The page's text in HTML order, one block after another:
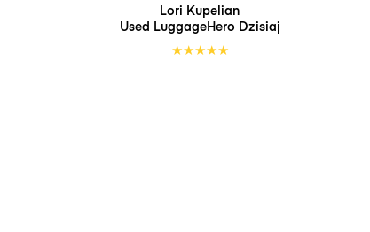
Lori Kupelian
Used LuggageHero Dzisiaj
★★★★★